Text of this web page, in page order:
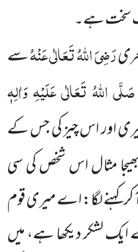
سخت ہے۔
رَضِیَ اللہُ تَعَالٰی عَنْہُسے
صَلَّی اللہُ تَعَالٰی عَلَیْہِ وَاٰلِہٖ
اور اس چیز کی جس کے
مثال اس شخص کی سی
کہنے لگا: اے میری قوم
لشکر دیکھا ہے، میں